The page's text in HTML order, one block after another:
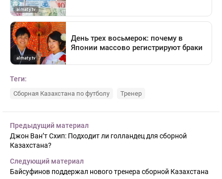
Теги:
Сборная Казахстана по футболу Тренер
Предыдущий материал
Джон Ван’т Схип: Подходит ли голландец для сборной
Казахстана?
Следующий материал
Байсуфинов поддержал нового тренера сборной Казахстана